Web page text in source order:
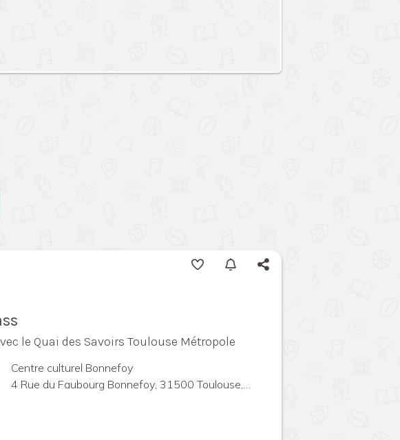
le Quai des Savoirs Toulouse Métropole
Centre culturel Bonnefoy
4 Rue du Faubourg Bonnefoy, 31500 Toulouse, France